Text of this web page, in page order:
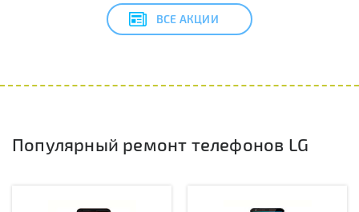
ВСЕ АКЦИИ
Популярный ремонт телефонов LG